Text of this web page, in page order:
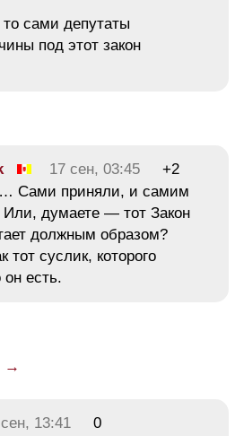
сами депутаты
под этот закон
17 сен, 03:45
+2
Сами приняли, и самим
Или, думаете — тот Закон
должным образом?
тот суслик, которого
есть.
→
13:41
0